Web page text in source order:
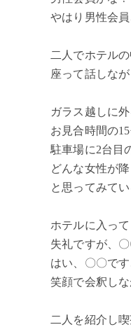
やはり男性会員
二人でホテル
座って話しな
ガラス越しに
お見合時間の15
駐車場に2台目
どんな女性が
と思ってみて
ホテルに入っ
失礼ですが、
はい、〇〇で
笑顔で会釈しな
二人を紹介し